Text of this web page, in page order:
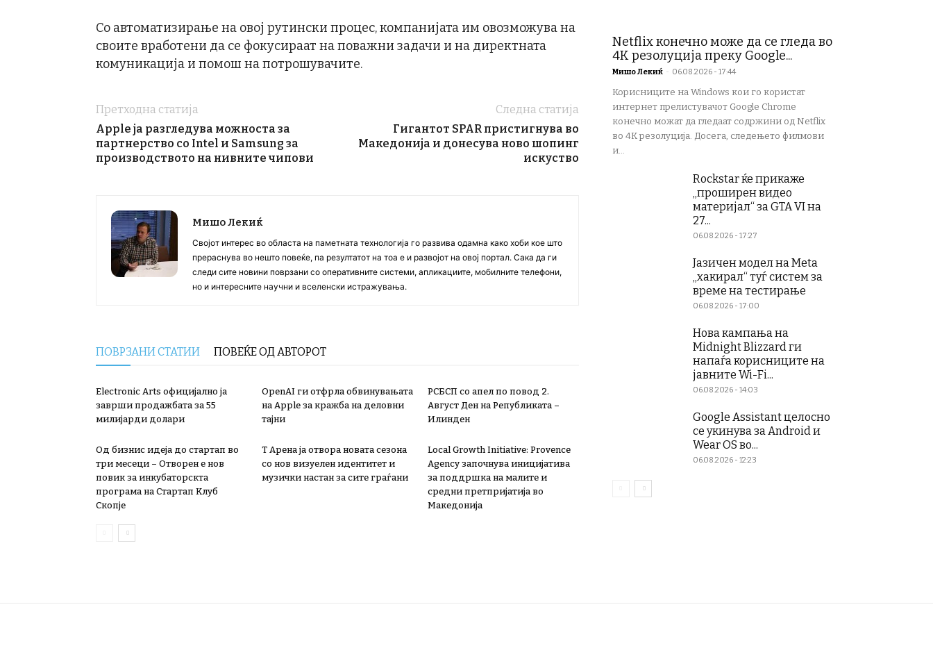
Со автоматизирање на овој рутински процес, компанијата им овозможува на
своите вработени да се фокусираат на поважни задачи и на директната
комуникација и помош на потрошувачите.
Претходна статија
Apple ја разгледува можноста за
партнерство со Intel и Samsung за
производството на нивните чипови
Следна статија
Гигантот SPAR пристигнува во
Македонија и донесува ново шопинг
искуство
Мишо Лекиќ
Својот интерес во областа на паметната технологија го развива одамна како хоби кое што
прераснува во нешто повеќе, па резултатот на тоа е и развојот на овој портал. Сака да ги
следи сите новини поврзани со оперативните системи, апликациите, мобилните телефони,
но и интересните научни и вселенски истражувања.
ПОВРЗАНИ СТАТИИ ПОВЕЌЕ ОД АВТОРОТ
Electronic Arts официјално ја
заврши продажбата за 55
милијарди долари
OpenAI ги отфрла обвинувањата
на Apple за кражба на деловни
тајни
РСБСП со апел по повод 2.
Август Ден на Републиката –
Илинден
Од бизнис идеја до стартап во
три месеци – Отворен е нов
повик за инкубаторскта
програма на Стартап Клуб
Скопје
Т Арена ја отвора новата сезона
со нов визуелен идентитет и
музички настан за сите граѓани
Local Growth Initiative: Provence
Agency започнува иницијатива
за поддршка на малите и
средни претпријатија во
Македонија
Netflix конечно може да се гледа во
4K резолуција преку Google...
Мишо Лекиќ - 06.08.2026 - 17:44
Корисниците на Windows кои го користат
интернет прелистувачот Google Chrome
конечно можат да гледаат содржини од Netflix
во 4K резолуција. Досега, следењето филмови
и...
Rockstar ќе прикаже
„проширен видео
материјал“ за GTA VI на
27...
06.08.2026 - 17:27
Јазичен модел на Meta
„хакирал“ туѓ систем за
време на тестирање
06.08.2026 - 17:00
Нова кампања на
Midnight Blizzard ги
напаѓа корисниците на
јавните Wi-Fi...
06.08.2026 - 14:03
Google Assistant целосно
се укинува за Android и
Wear OS во...
06.08.2026 - 12:23